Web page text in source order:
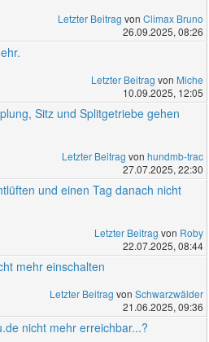
Letzter Beitrag von Climax Bruno
26.09.2025, 08:26
Letzter Beitrag von Miche
10.09.2025, 12:05
Sitz und Splitgetriebe gehen
Letzter Beitrag von hundmb-trac
27.07.2025, 22:30
und einen Tag danach nicht
Letzter Beitrag von Roby
22.07.2025, 08:44
mehr einschalten
Letzter Beitrag von Schwarzwälder
21.06.2025, 09:36
nicht mehr erreichbar...?